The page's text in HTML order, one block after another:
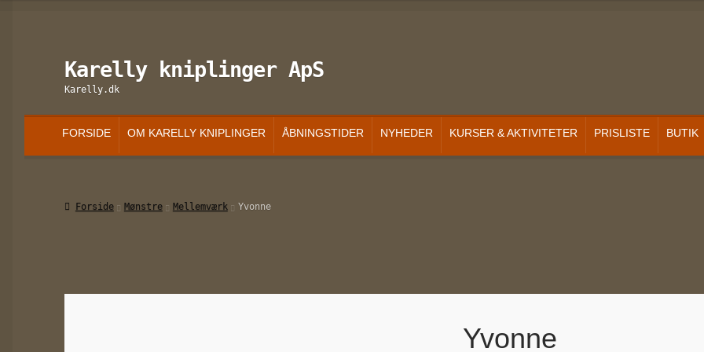
Spring
navigation
Spring
indhold
Karelly kniplinger ApS
Karelly.dk
FORSIDE OM KARELLY KNIPLINGER ÅBNINGSTIDER NYHEDER KURSER & AKTIVITETER PRISLISTE BUTIK
Forside Mønstre Mellemværk Yvonne
Yvonne